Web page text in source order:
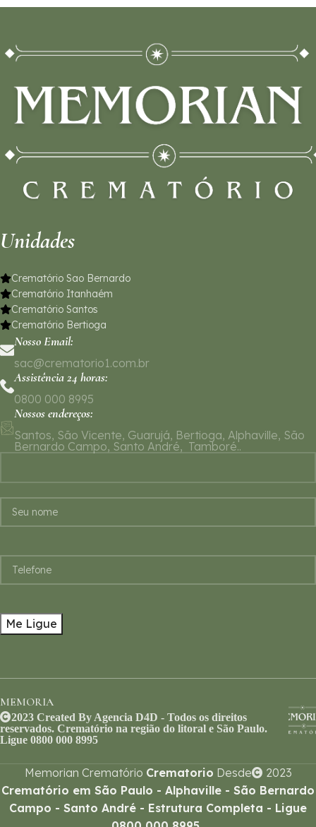
Unidades
Crematório Sao Bernardo
Crematório Itanhaém
Crematório Santos
Crematório Bertioga
Nosso Email:
sac@crematorio1.com.br
Assistência 24 horas:
0800 000 8995
Nossos endereços:
Santos, São Vicente, Guarujá, Bertioga, Alphaville, São
Bernardo Campo, Santo André, Tamboré..
MEMORIA
2023 Created By Agencia D4D - Todos os direitos
reservados. Crematório na região do litoral e São Paulo.
Ligue 0800 000 8995
Memorian Crematório Crematorio Desde
2023
Crematório em São Paulo - Alphaville - São Bernardo
Campo - Santo André - Estrutura Completa - Ligue